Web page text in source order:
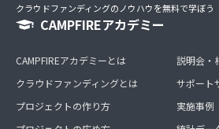
クラウドファンディングのノウハウを無料で学ぼう
CAMPFIREアカデミー
CAMPFIREアカデミーとは
クラウドファンディングとは
プロジェクトの作り方
説明会・
サポート
実施事例